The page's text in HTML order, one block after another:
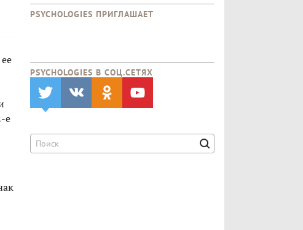
е
PSYCHOLOGIES ПРИГЛАШАЕТ
PSYCHOLOGIES В CОЦ.СЕТЯХ